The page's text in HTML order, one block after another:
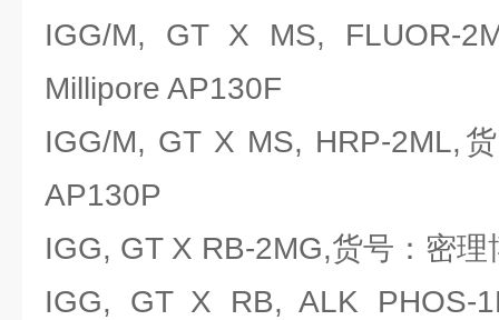
IGG/M, GT X MS, FLUOR-
Millipore AP130F
IGG/M, GT X MS, HRP-2ML,
AP130P
IGG, GT X RB-2MG,货号：密
IGG, GT X RB, ALK